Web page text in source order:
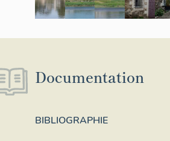
Documentation
BIBLIOGRAPHIE